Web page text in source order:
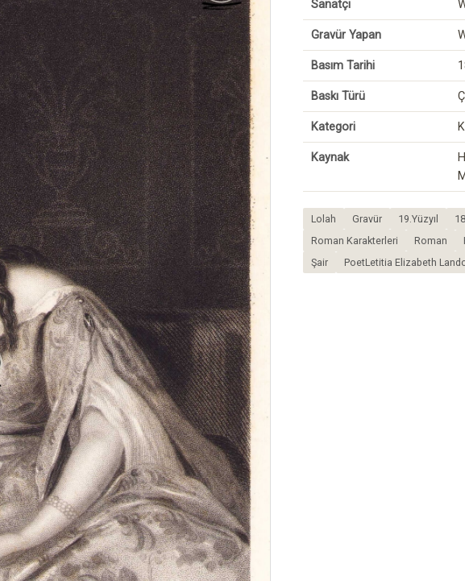
Sanatçı
Gravür Yapan
Basım Tarihi
Baskı Türü
Kategori
Kaynak
Lolah Gravür 19.Yüzyıl
Roman Karakterleri
Roman
Şair
PoetLetitia Elizabeth